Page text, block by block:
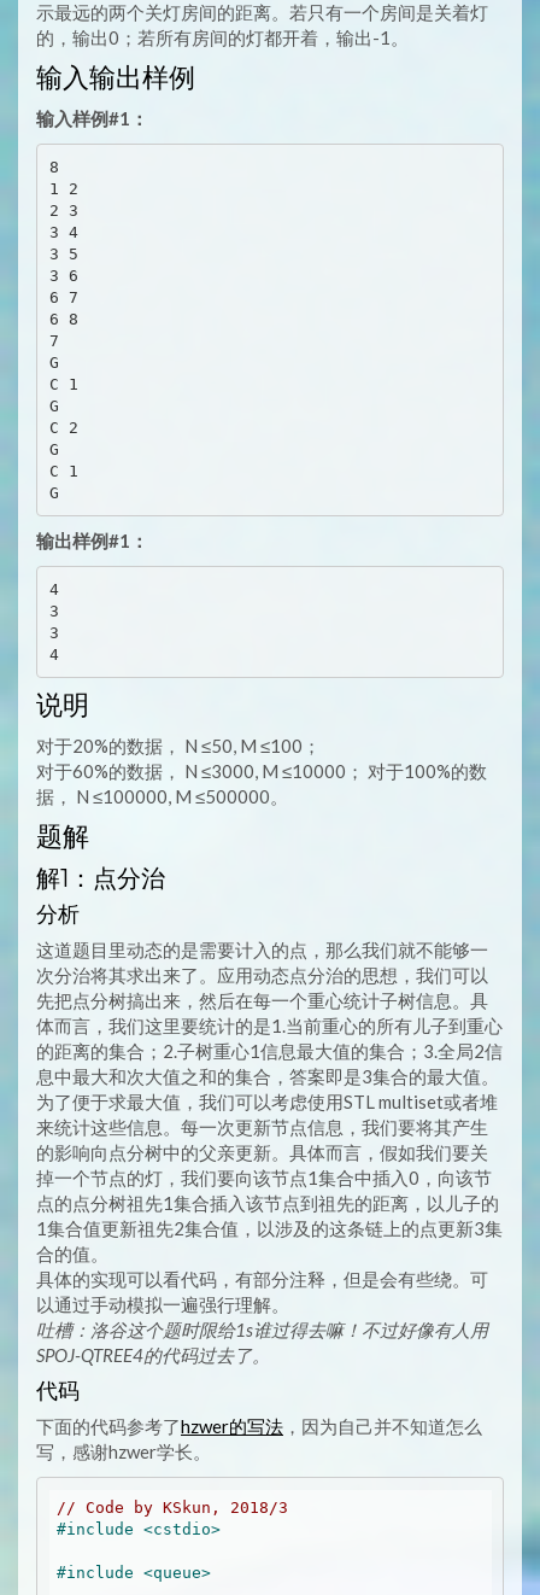
示最远的两个关灯房间的距离。若只有一个房间是关着灯
的，输出0；若所有房间的灯都开着，输出-1。
输入输出样例
输入样例#1：
8
1 2
2 3
3 4
3 5
3 6
6 7
6 8
7
G
C 1
G
C 2
G
C 1
输出样例#1：
4
3
3
4
说明
对于20%的数据， N ≤50, M ≤100；
对于60%的数据， N ≤3000, M ≤10000； 对于100%的数
据， N ≤100000, M ≤500000。
题解
解1：点分治
分析
这道题目里动态的是需要计入的点，那么我们就不能够一
次分治将其求出来了。应用动态点分治的思想，我们可以
先把点分树搞出来，然后在每一个重心统计子树信息。具
体而言，我们这里要统计的是1.当前重心的所有儿子到重心
的距离的集合；2.子树重心1信息最大值的集合；3.全局2信
息中最大和次大值之和的集合，答案即是3集合的最大值。
为了便于求最大值，我们可以考虑使用STL multiset或者堆
来统计这些信息。每一次更新节点信息，我们要将其产生
的影响向点分树中的父亲更新。具体而言，假如我们要关
掉一个节点的灯，我们要向该节点1集合中插入0，向该节
点的点分树祖先1集合插入该节点到祖先的距离，以儿子的
1集合值更新祖先2集合值，以涉及的这条链上的点更新3集
合的值。
具体的实现可以看代码，有部分注释，但是会有些绕。可
以通过手动模拟一遍强行理解。
吐槽：洛谷这个题时限给1s谁过得去嘛！不过好像有人用
SPOJ-QTREE4的代码过去了。
代码
下面的代码参考了hzwer的写法 ，因为自己并不知道怎么
写，感谢hzwer学长。
// Code by KSkun, 2018/3
#include <cstdio>
#include <queue>